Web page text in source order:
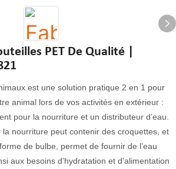
PET De Qualité |
est une solution pratique 2 en 1 pour
animal lors de vos activités en extérieur :
pour la nourriture et un distributeur d’eau.
nourriture peut contenir des croquettes, et
de bulbe, permet de fournir de l’eau
aux besoins d’hydratation et d’alimentation